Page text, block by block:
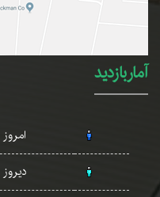
آماربازدید
امروز
دیروز